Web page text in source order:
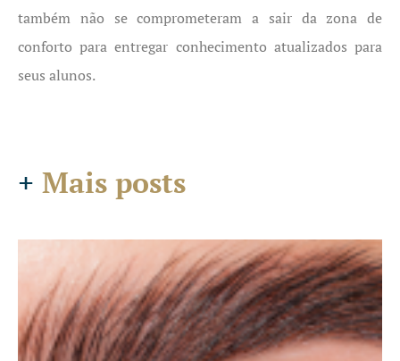
também não se comprometeram a sair da zona de
conforto para entregar conhecimento atualizados para
seus alunos.
+ Mais posts